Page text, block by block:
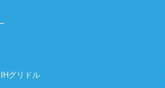
IHグリドル